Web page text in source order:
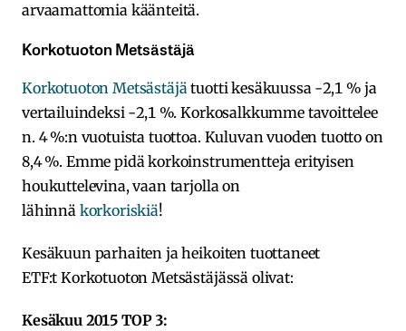
arvaamattomia käänteitä.
Korkotuoton Metsästäjä
Korkotuoton Metsästäjätuotti kesäkuussa -2,1 % ja
vertailuindeksi -2,1 %. Korkosalkkumme tavoittelee
n. 4 %:n vuotuista tuottoa. Kuluvan vuoden tuotto on
8,4 %. Emme pidä korkoinstrumentteja erityisen
houkuttelevina, vaan tarjolla on
lähinnä korkoriskiä!
Kesäkuun parhaiten ja heikoiten tuottaneet
ETF:t Korkotuoton Metsästäjässä olivat:
Kesäkuu 2015 TOP 3: